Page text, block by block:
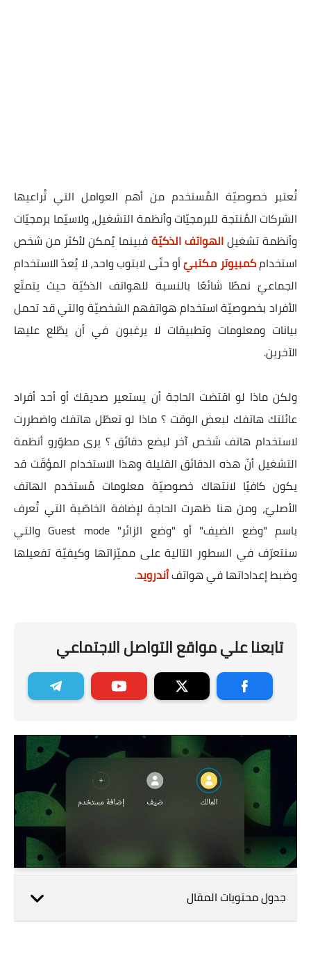
تُعتبر خصوصيّة المُستخدم من أهم العوامل التي تُراعيها
الشركات المُنتجة للبرمجيّات وأنظمة التشغيل، ولاسيّما برمجيّات
وأنظمة تشغيلالهواتف الذكيّةفبينما يُمكن لأكثر من شخص
استخدامكمبيوتر مكتبيّأو حتّى لابتوب واحد، لا يُعدّ الاستخدام
الجماعيّ نمطًا شائعًا بالنسبة للهواتف الذكيّة حيث يتمتّع
الأفراد بخصوصيّة استخدام هواتفهم الشخصيّة والتي قد تحمل
بيانات ومعلومات وتطبيقات لا يرغبون في أن يطّلع عليها
الآخرين.
ولكن ماذا لو اقتضت الحاجة أن يستعير صديقك أو أحد أفراد
عائلتك هاتفك لبعض الوقت ؟ ماذا لو تعطّل هاتفك واضطررت
لاستخدام هاتف شخص آخر لبضع دقائق ؟ يرى مطوّرو أنظمة
التشغيل أنّ هذه الدقائق القليلة وهذا الاستخدام المؤقّت قد
يكون كافيًا لانتهاك خصوصيّة معلومات مُستخدم الهاتف
الأصليّ، ومن هنا ظهرت الحاجة لإضافة الخاصّية التي تُعرف
باسم "وضع الضيف" أو "وضع الزائر" Guest mode والتي
سنتعرّف في السطور التالية على مميّزاتها وكيفيّة تفعيلها
وضبط إعداداتها في هواتفأندرويد.
تابعنا علي مواقع التواصل الاجتماعي
جدول محتويات المقال